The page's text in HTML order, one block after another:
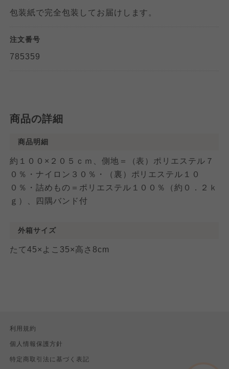
包装紙で完全包装してお届けします。
注文番号
785359
商品の詳細
商品明細
約１００×２０５ｃｍ、側地＝（表）ポリエステル７
０％・ナイロン３０％・（裏）ポリエステル１０
０％・詰めもの＝ポリエステル１００％（約０．２ｋ
ｇ）、四隅バンド付
外箱サイズ
たて45×よこ35×高さ8cm
利用規約
個人情報保護方針
特定商取引法に基づく表記